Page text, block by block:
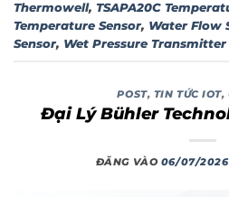
Thermowell, TSAPA20C
Temperature Sensor, Water Flow
Sensor, Wet Pressure Transmitter
POST, TIN TỨC IOT,
Đại Lý Bühler
ĐĂNG VÀO 06/07/2026